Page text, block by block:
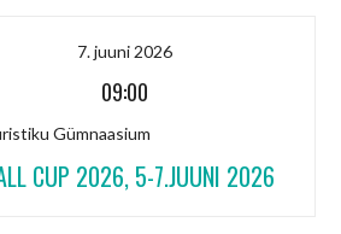
7. juuni 2026
09:00
Gümnaasium
CUP 2026, 5-7.JUUNI 2026